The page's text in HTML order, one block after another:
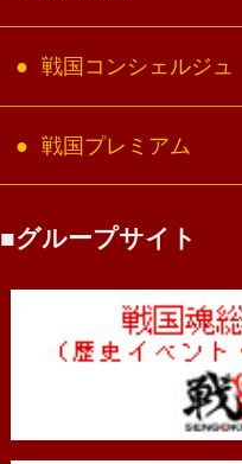
戦国コンシェルジュ
戦国プレミアム
グループサイト